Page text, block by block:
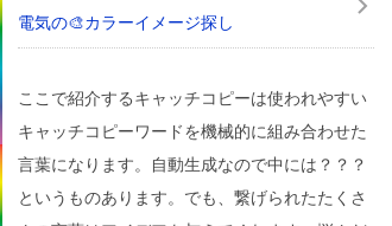
電気の🎨カラーイメージ探し
ここで紹介するキャッチコピーは使われやすい
キャッチコピーワードを機械的に組み合わせた
言葉になります。自動生成なので中には？？？
というものあります。でも、繋げられたたくさ